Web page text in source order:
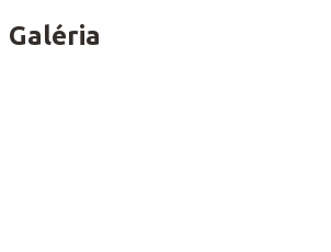
Galéria